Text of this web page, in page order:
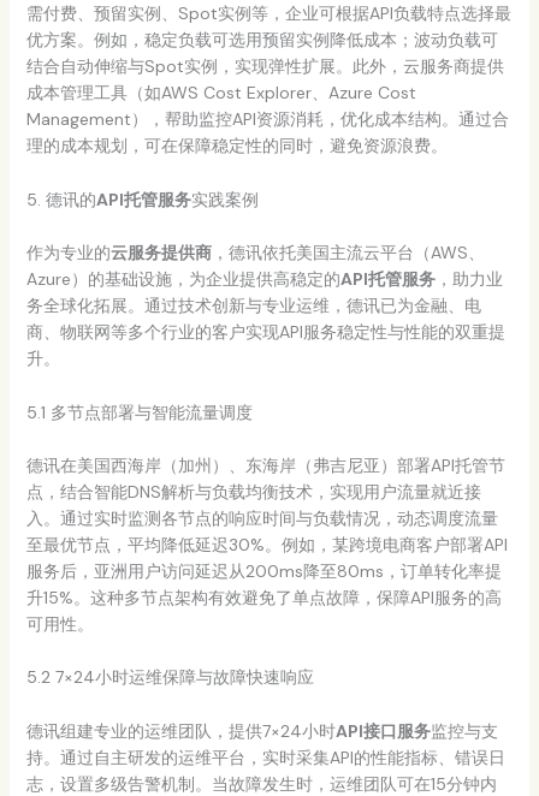
需付费、预留实例、Spot实例等，企业可根据API负载特点选择最
优方案。例如，稳定负载可选用预留实例降低成本；波动负载可
结合自动伸缩与Spot实例，实现弹性扩展。此外，云服务商提供
成本管理工具（如AWS Cost Explorer、Azure Cost
Management），帮助监控API资源消耗，优化成本结构。通过合
理的成本规划，可在保障稳定性的同时，避免资源浪费。
5. 德讯的API托管服务实践案例
作为专业的云服务提供商，德讯依托美国主流云平台（AWS、
Azure）的基础设施，为企业提供高稳定的API托管服务，助力业
务全球化拓展。通过技术创新与专业运维，德讯已为金融、电
商、物联网等多个行业的客户实现API服务稳定性与性能的双重提
升。
5.1 多节点部署与智能流量调度
德讯在美国西海岸（加州）、东海岸（弗吉尼亚）部署API托管节
点，结合智能DNS解析与负载均衡技术，实现用户流量就近接
入。通过实时监测各节点的响应时间与负载情况，动态调度流量
至最优节点，平均降低延迟30%。例如，某跨境电商客户部署API
服务后，亚洲用户访问延迟从200ms降至80ms，订单转化率提
升15%。这种多节点架构有效避免了单点故障，保障API服务的高
可用性。
5.2 7×24小时运维保障与故障快速响应
德讯组建专业的运维团队，提供7×24小时API接口服务监控与支
持。通过自主研发的运维平台，实时采集API的性能指标、错误日
志，设置多级告警机制。当故障发生时，运维团队可在15分钟内